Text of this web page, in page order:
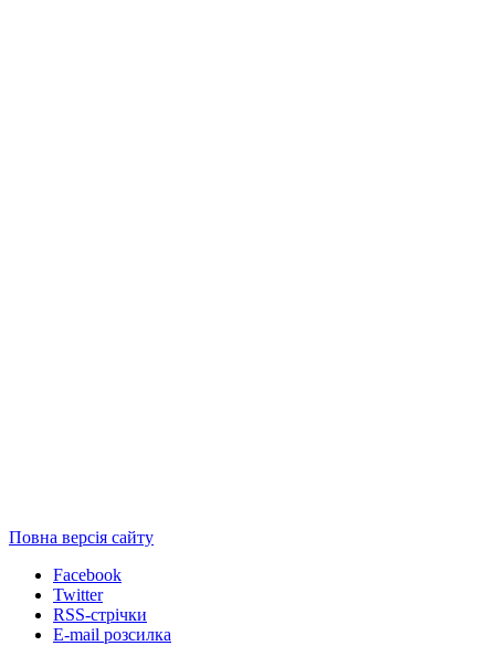
Повна версія сайту
Facebook
Twitter
RSS-стрічки
E-mail розсилка